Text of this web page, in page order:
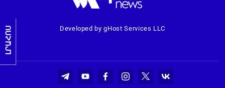
ԼՐԱՀՈՍ Developed by gHost Services LLC